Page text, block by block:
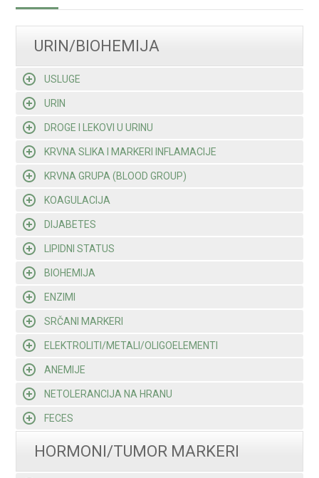
URIN/BIOHEMIJA
USLUGE
URIN
DROGE I LEKOVI U URINU
KRVNA SLIKA I MARKERI INFLAMACIJE
KRVNA GRUPA (BLOOD GROUP)
KOAGULACIJA
DIJABETES
LIPIDNI STATUS
BIOHEMIJA
ENZIMI
SRČANI MARKERI
ELEKTROLITI/METALI/OLIGOELEMENTI
ANEMIJE
NETOLERANCIJA NA HRANU
FECES
HORMONI/TUMOR MARKERI